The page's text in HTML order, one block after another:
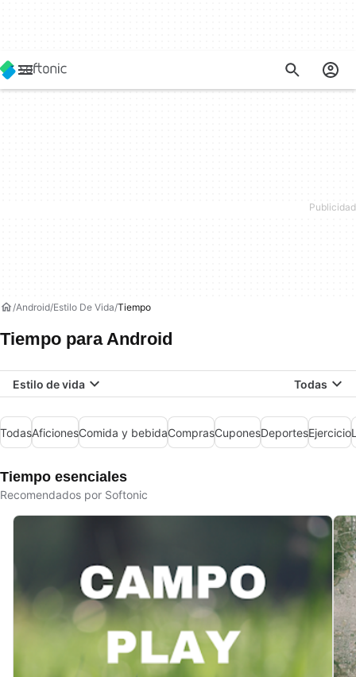
Android Estilo De Vida Tiempo
Tiempo para Android
Estilo de vida Todas
TodasAficionesComida y bebidaComprasCuponesDeportesEjercicio
Tiempo esenciales
Recomendados por Softonic